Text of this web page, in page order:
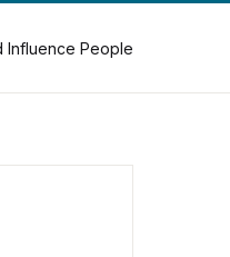
Influence People